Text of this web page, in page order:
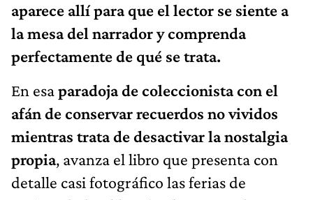
aparece allí para que el lector se siente a
la mesa del narrador y comprenda
perfectamente de qué se trata.
En esaparadoja de coleccionista con el
afán de conservar recuerdos no vividos
mientras trata de desactivar la nostalgia
propia, avanza el libro que presenta con
detalle casi fotográfico las ferias de